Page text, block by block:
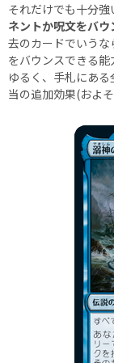
それだけでも十分
ネントか呪文をバウ
去のカードでいう
をバウンスできる
ゆるく、手札にあ
当の追加効果(およ